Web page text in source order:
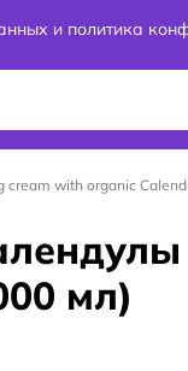
и политика
cream with organic
мл)